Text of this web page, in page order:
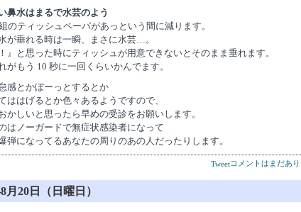
鼻水はまるで水芸のよう
のティッシュペーパがあっという間に減ります。
が垂れる時は一瞬、まさに水芸…。
』と思った時にティッシュが用意できないとそのまま垂れます。
がもう 10 秒に一回くらいかんでます。
感とかぼーっとするとか
ははげるとか色々あるようですので、
かしいと思ったら早めの受診をお願いします。
はノーガードで無症状感染者になって
弾になってるあなたの周りのあの人だったりします。
Tweetコメントはまだあ
月20日（日曜日）